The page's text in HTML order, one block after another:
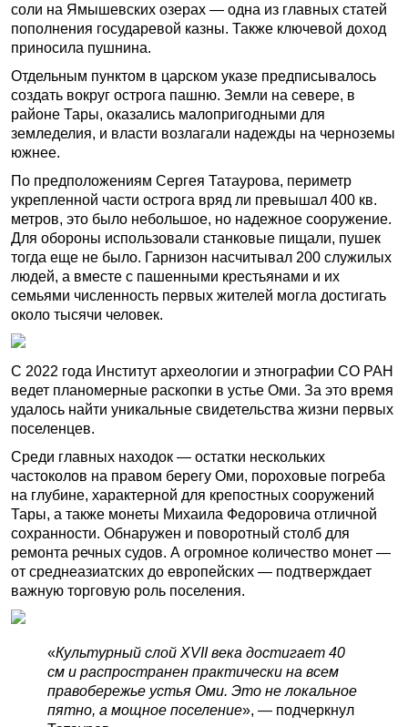
соли на Ямышевских озерах — одна из главных статей
пополнения государевой казны. Также ключевой доход
приносила пушнина.
Отдельным пунктом в царском указе предписывалось
создать вокруг острога пашню. Земли на севере, в
районе Тары, оказались малопригодными для
земледелия, и власти возлагали надежды на черноземы
южнее.
По предположениям Сергея Татаурова, периметр
укрепленной части острога вряд ли превышал 400 кв.
метров, это было небольшое, но надежное сооружение.
Для обороны использовали станковые пищали, пушек
тогда еще не было. Гарнизон насчитывал 200 служилых
людей, а вместе с пашенными крестьянами и их
семьями численность первых жителей могла достигать
около тысячи человек.
С 2022 года Институт археологии и этнографии СО РАН
ведет планомерные раскопки в устье Оми. За это время
удалось найти уникальные свидетельства жизни первых
поселенцев.
Среди главных находок — остатки нескольких
частоколов на правом берегу Оми, пороховые погреба
на глубине, характерной для крепостных сооружений
Тары, а также монеты Михаила Федоровича отличной
сохранности. Обнаружен и поворотный столб для
ремонта речных судов. А огромное количество монет —
от среднеазиатских до европейских — подтверждает
важную торговую роль поселения.
«Культурный слой XVII века достигает 40
см и распространен практически на всем
правобережье устья Оми. Это не локальное
пятно, а мощное поселение», — подчеркнул